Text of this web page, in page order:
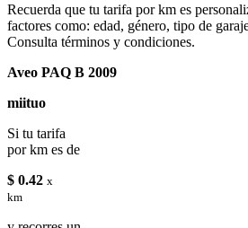
Recuerda que tu tarifa por km es
factores como: edad, género, tipo de
Consulta términos y condiciones.
Aveo PAQ B 2009
miituo
Si tu tarifa
por km es de
$ 0.42 x
km